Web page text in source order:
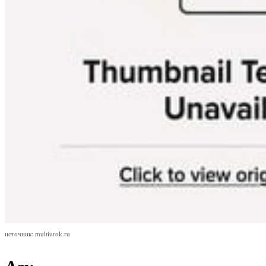
источник: multiurok.ru